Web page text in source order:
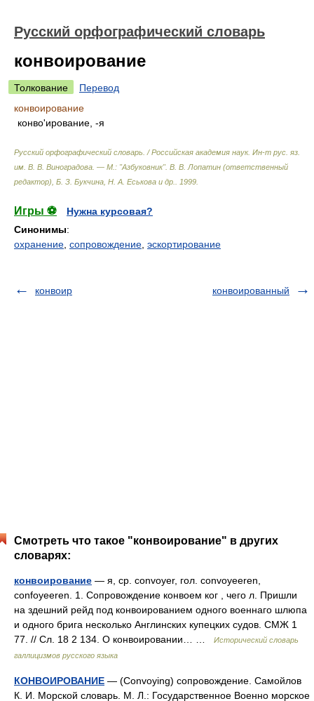
Русский орфографический словарь
конвоирование
Толкование
Перевод
конвоирование
конво'ирование, -я
Русский орфографический словарь. / Российская академия наук. Ин-т рус. яз.
им. В. В. Виноградова. — М.: "Азбуковник". В. В. Лопатин (ответственный
редактор), Б. З. Букчина, Н. А. Еськова и др.
1999
Игры ⚽
Нужна курсовая?
Синонимы:
охранение сопровождение эскортирование
конвоир конвоированный
Смотреть что такое "конвоирование" в других
словарях:
конвоирование — я, ср. convoyer, гол. convoyeeren,
confoyeeren. 1. Сопровождение конвоем ког , чего л. Пришли
на здешний рейд под конвоированием одного военнаго шлюпа
и одного брига несколько Англинских купецких судов. СМЖ 1
77. // Сл. 18 2 134. О конвоировании… …
Исторический словарь
галлицизмов русского языка
КОНВОИРОВАНИЕ — (Convoying) сопровождение. Самойлов
К. И. Морской словарь. М. Л.: Государственное Военно морское